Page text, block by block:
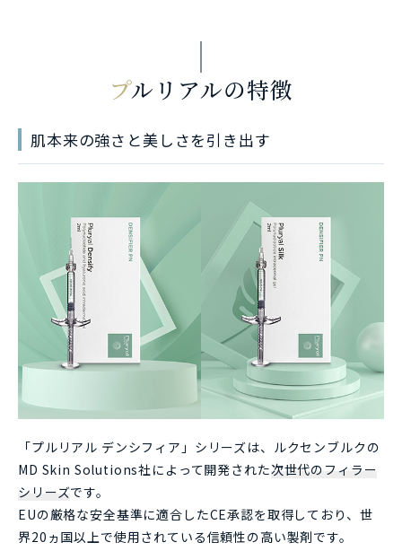
プルリアルの特徴
肌本来の強さと美しさを引き出す
「プルリアル デンシフィア」シリーズは、ルクセンブルクの
MD Skin Solutions社によって開発された次世代のフィラー
シリーズです。
EUの厳格な安全基準に適合したCE承認を取得しており、世
界20ヵ国以上で使用されている信頼性の高い製剤です。